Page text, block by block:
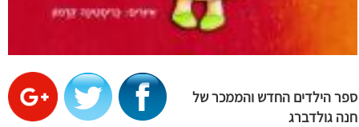
ספר הילדים החדש והממכר של
חנה גולדברג